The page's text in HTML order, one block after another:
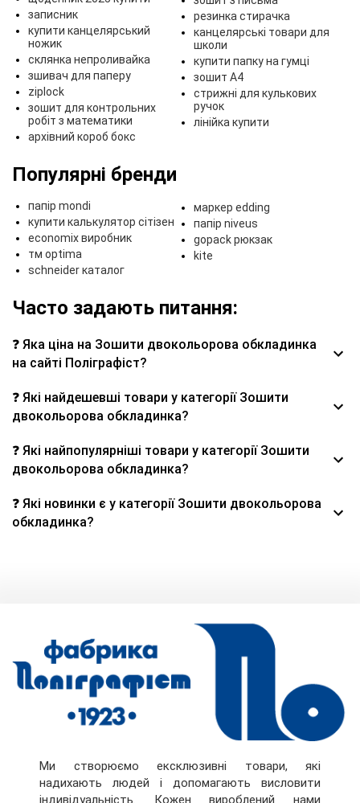
записник
купити канцелярський
ножик
склянка непроливайка
зшивач для паперу
ziplock
зошит для контрольних
робіт з математики
архівний короб бокс
резинка стирачка
канцелярські товари для
школи
купити папку на гумці
зошит А4
стрижні для кулькових
ручок
лінійка купити
Популярні бренди
папір mondi
купити калькулятор сітізен
economix виробник
тм optima
schneider каталог
маркер edding
папір niveus
gopack рюкзак
kite
Часто задають питання:
❓ Яка ціна на Зошити двокольорова обкладинка
на сайті Поліграфіст?
❓ Які найдешевші товари у категорії Зошити
двокольорова обкладинка?
❓ Які найпопулярніші товари у категорії Зошити
двокольорова обкладинка?
❓ Які новинки є у категорії Зошити двокольорова
обкладинка?
Ми створюємо ексклюзивні товари, які
надихають людей і допомагають висловити
індивідуальність. Кожен вироблений нами